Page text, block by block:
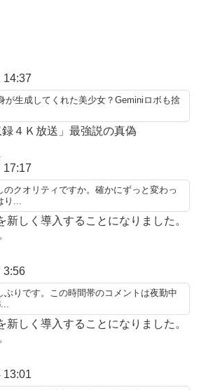
14:37
が生成してくれた美少女？Geminiロボも捨
４Ｋ放送」最強説の真偽
17:17
のクオリティですか。確かにずっと変わっ
...
新しく導入することになりました。
3:56
ぶりです。この時間帯のコメントは夜勤中
新しく導入することになりました。
13:01